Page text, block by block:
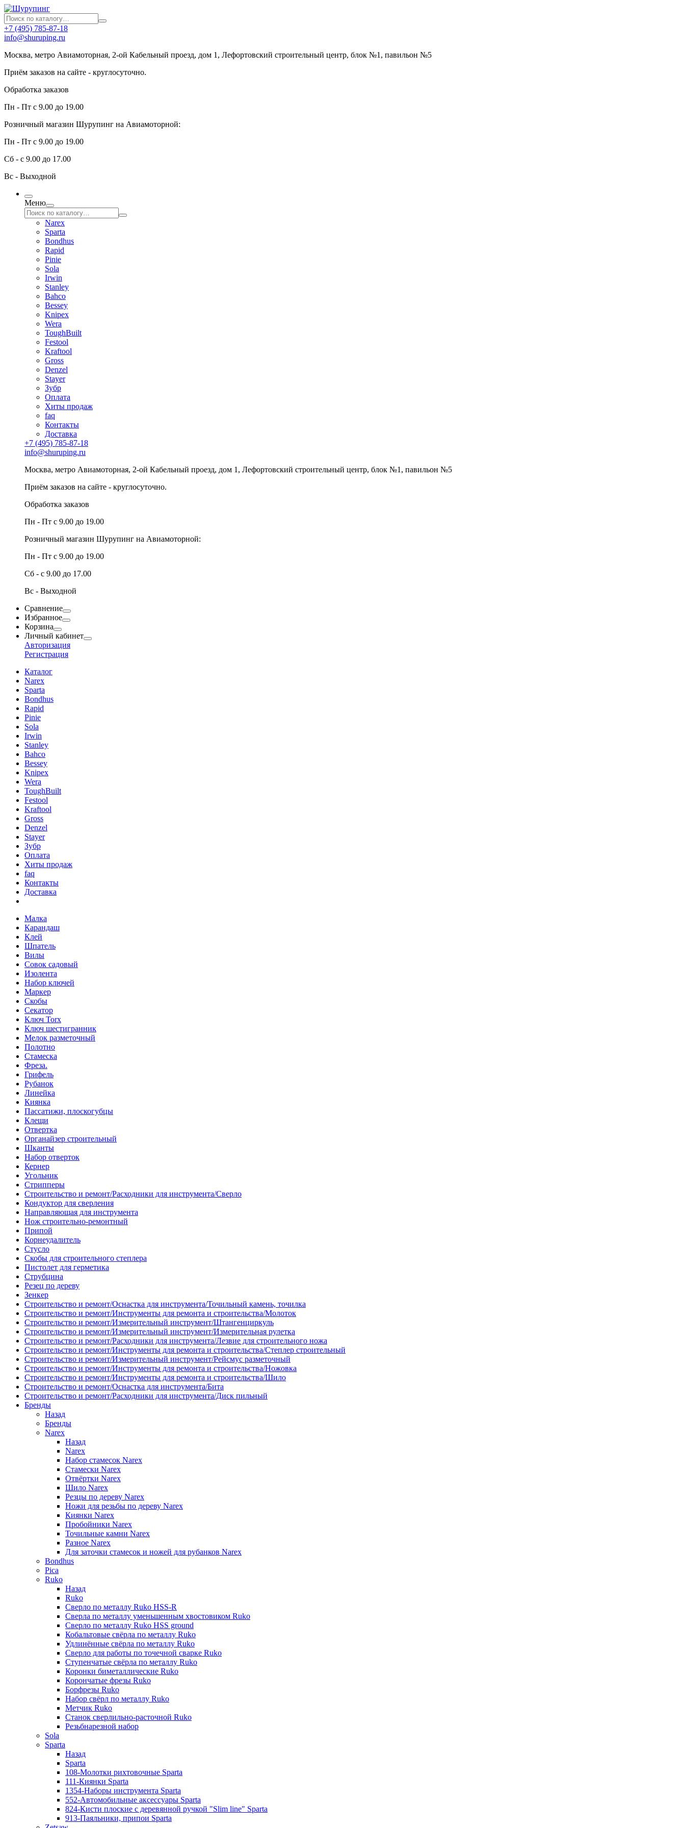
+7 (495) 785-87-18
info@shuruping.ru
Москва, метро Авиамоторная, 2-ой Кабельный проезд, дом 1, Лефортовский строительный центр, блок №1, павильон №5
Приём заказов на сайте - круглосуточно.
Обработка заказов
Пн - Пт с 9.00 до 19.00
Розничный магазин Шурупинг на Авиамоторной:
Пн - Пт с 9.00 до 19.00
Сб - с 9.00 до 17.00
Вс - Выходной
Меню
Narex
Sparta
Bondhus
Rapid
Pinie
Sola
Irwin
Stanley
Bahco
Bessey
Knipex
Wera
ToughBuilt
Festool
Kraftool
Gross
Denzel
Stayer
Зубр
Оплата
Хиты продаж
faq
Контакты
Доставка
+7 (495) 785-87-18
info@shuruping.ru
Москва, метро Авиамоторная, 2-ой Кабельный проезд, дом 1, Лефортовский строительный центр, блок №1, павильон №5
Приём заказов на сайте - круглосуточно.
Обработка заказов
Пн - Пт с 9.00 до 19.00
Розничный магазин Шурупинг на Авиамоторной:
Пн - Пт с 9.00 до 19.00
Сб - с 9.00 до 17.00
Вс - Выходной
Сравнение
Избранное
Корзина
Личный кабинет
Авторизация
Регистрация
Каталог
Narex
Sparta
Bondhus
Rapid
Pinie
Sola
Irwin
Stanley
Bahco
Bessey
Knipex
Wera
ToughBuilt
Festool
Kraftool
Gross
Denzel
Stayer
Зубр
Оплата
Хиты продаж
faq
Контакты
Доставка
Малка
Карандаш
Клей
Шпатель
Вилы
Совок садовый
Изолента
Набор ключей
Маркер
Скобы
Секатор
Ключ Torx
Ключ шестигранник
Мелок разметочный
Полотно
Стамеска
Фреза.
Грифель
Рубанок
Линейка
Киянка
Пассатижи, плоскогубцы
Клещи
Отвертка
Органайзер строительный
Шканты
Набор отверток
Кернер
Угольник
Стрипперы
Строительство и ремонт/Расходники для инструмента/Сверло
Кондуктор для сверления
Направляющая для инструмента
Нож строительно-ремонтный
Припой
Корнеудалитель
Стусло
Скобы для строительного степлера
Пистолет для герметика
Струбцина
Резец по дереву
Зенкер
Строительство и ремонт/Оснастка для инструмента/Точильный камень, точилка
Строительство и ремонт/Инструменты для ремонта и строительства/Молоток
Строительство и ремонт/Измерительный инструмент/Штангенциркуль
Строительство и ремонт/Измерительный инструмент/Измерительная рулетка
Строительство и ремонт/Расходники для инструмента/Лезвие для строительного ножа
Строительство и ремонт/Инструменты для ремонта и строительства/Степлер строительный
Строительство и ремонт/Измерительный инструмент/Рейсмус разметочный
Строительство и ремонт/Инструменты для ремонта и строительства/Ножовка
Строительство и ремонт/Инструменты для ремонта и строительства/Шило
Строительство и ремонт/Оснастка для инструмента/Бита
Строительство и ремонт/Расходники для инструмента/Диск пильный
Бренды
Назад
Бренды
Narex
Назад
Narex
Набор стамесок Narex
Стамески Narex
Отвёртки Narex
Шило Narex
Резцы по дереву Narex
Ножи для резьбы по дереву Narex
Киянки Narex
Пробойники Narex
Точильные камни Narex
Разное Narex
Для заточки стамесок и ножей для рубанков Narex
Bondhus
Pica
Ruko
Назад
Ruko
Сверло по металлу Ruko HSS-R
Сверла по металлу уменьшенным хвостовиком Ruko
Сверло по металлу Ruko HSS ground
Кобальтовые свёрла по металлу Ruko
Удлинённые свёрла по металлу Ruko
Сверло для работы по точечной сварке Ruko
Ступенчатые свёрла по металлу Ruko
Коронки биметаллические Ruko
Корончатые фрезы Ruko
Борфрезы Ruko
Набор свёрл по металлу Ruko
Метчик Ruko
Станок сверлильно-расточной Ruko
Резьбнарезной набор
Sola
Sparta
Назад
Sparta
108-Молотки рихтовочные Sparta
111-Киянки Sparta
1354-Наборы инструмента Sparta
552-Автомобильные аксессуары Sparta
824-Кисти плоские с деревянной ручкой "Slim line" Sparta
913-Паяльники, припои Sparta